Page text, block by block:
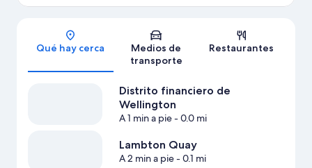
Sección del mapa
Qué hay cerca
Medios de
transporte
Restaurantes
Distrito financiero de
Wellington
A 1 min a pie- 0.0 mi
Lambton Quay
A 2 min a pie- 0.1 mi